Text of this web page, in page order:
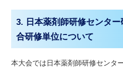
3. 日本薬剤師研修センタ
合研修単位について
本大会では日本薬剤師研修センタ